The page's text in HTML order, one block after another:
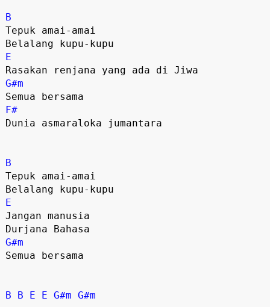
B
Tepuk amai-amai
E
G#m
F#
Dunia asmaraloka jumantara
B
Tepuk amai-amai
E
Jangan manusia
G#m
Semua bersama
B B E E G#m G#m